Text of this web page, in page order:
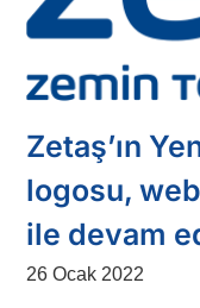
Zetaş’ın
logosu,
ile devam
26 Ocak 2022